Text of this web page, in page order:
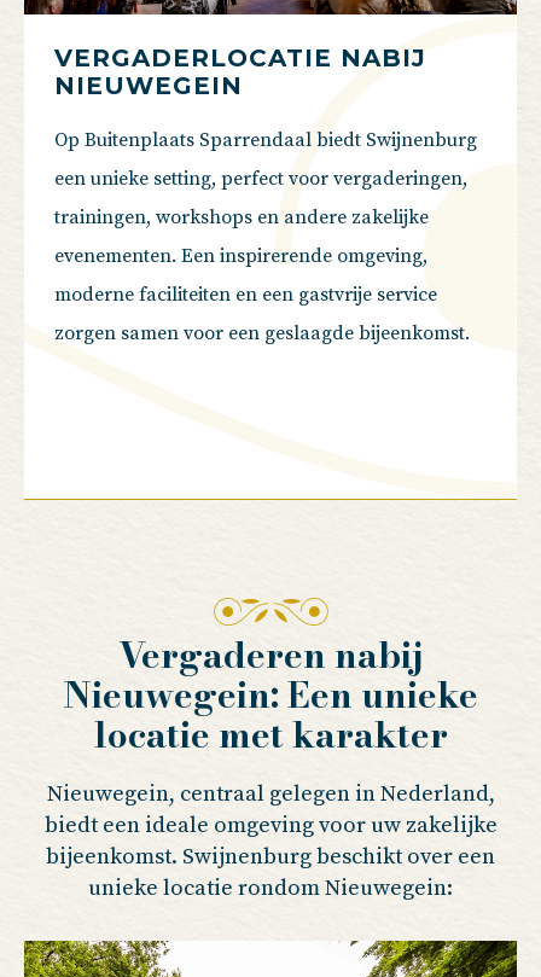
VERGADERLOCATIE NABIJ
NIEUWEGEIN
Op Buitenplaats Sparrendaal biedt Swijnenburg
een unieke setting, perfect voor vergaderingen,
trainingen, workshops en andere zakelijke
evenementen. Een inspirerende omgeving,
moderne faciliteiten en een gastvrije service
zorgen samen voor een geslaagde bijeenkomst.
Vergaderen nabij
Nieuwegein: Een unieke
locatie met karakter
Nieuwegein, centraal gelegen in Nederland,
biedt een ideale omgeving voor uw zakelijke
bijeenkomst. Swijnenburg beschikt over een
unieke locatie rondom Nieuwegein: